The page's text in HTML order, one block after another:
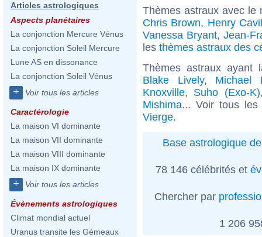
Articles astrologiques
Aspects planétaires
La conjonction Mercure Vénus
La conjonction Soleil Mercure
Lune AS en dissonance
La conjonction Soleil Vénus
+ Voir tous les articles
Caractérologie
La maison VI dominante
La maison VII dominante
La maison VIII dominante
La maison IX dominante
+ Voir tous les articles
Évènements astrologiques
Climat mondial actuel
Uranus transite les Gémeaux
Thèmes astraux avec
Chris Brown, Henry
Vanessa Bryant,Jean-
les thèmes astraux des
Thèmes astraux
Blake Lively, Michael
Knoxville, Suho (Exo-K)
Mishima... Voir tous
Vierge.
Base astrologique
78 146 célébrités et
Chercher par
1 206